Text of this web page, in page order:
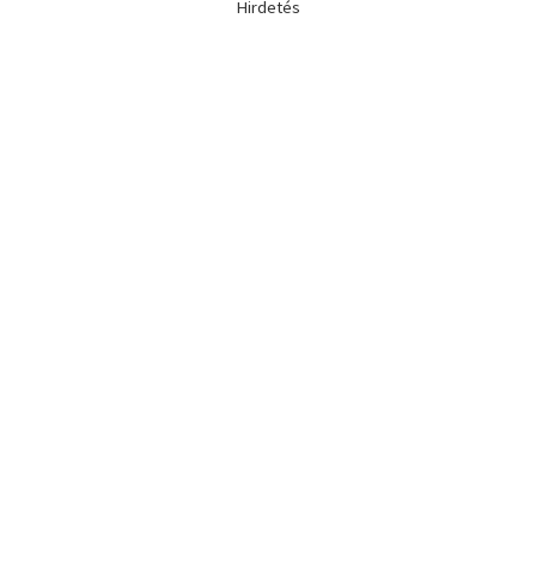
Hirdetés